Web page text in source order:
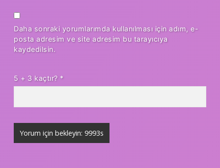
Daha sonraki yorumlarımda kullanılması için adım, e-
posta adresim ve site adresim bu tarayıcıya
kaydedilsin.
5 + 3 kaçtır? *